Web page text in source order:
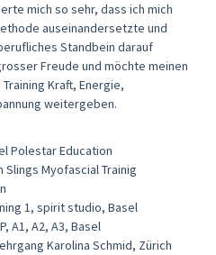
mich so sehr, dass ich mich
auseinandersetzte und
Standbein darauf
Freude und möchte meinen
Kraft, Energie,
weitergeben.
Polestar Education
Slings Myofascial Trainig
1, spirit studio, Basel
A1, A2, A3, Basel
Karolina Schmid, Zürich